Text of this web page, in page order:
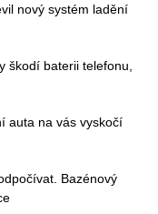
nový systém ladění
škodí baterii telefonu,
auta na vás vyskočí
Bazénový